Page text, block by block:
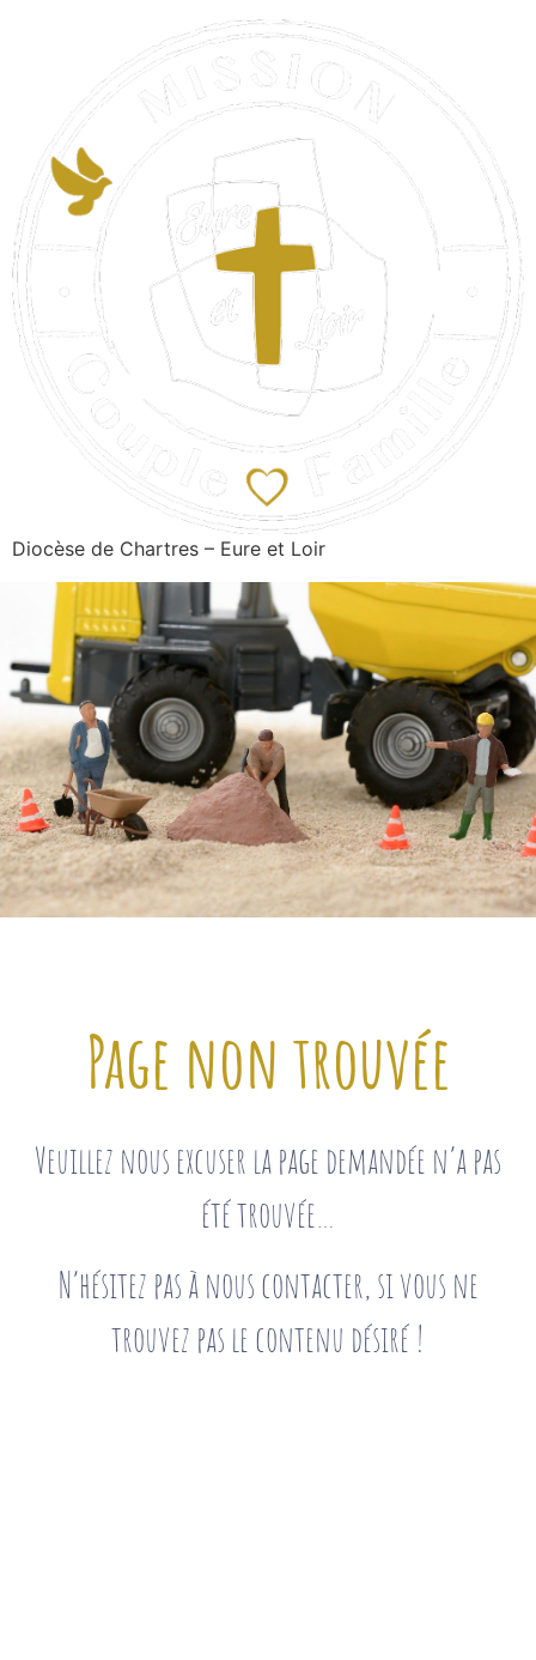
Diocèse de Chartres – Eure et Loir
Page non trouvée
Veuillez nous excuser la page demandée n’a pas
été trouvée…
N’hésitez pas à nous contacter, si vous ne
trouvez pas le contenu désiré !